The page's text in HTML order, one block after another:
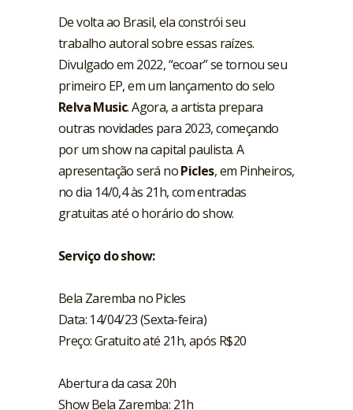
De volta ao Brasil, ela constrói seu
trabalho autoral sobre essas raízes.
Divulgado em 2022, “ecoar” se tornou seu
primeiro EP, em um lançamento do selo
Relva Music. Agora, a artista prepara
outras novidades para 2023, começando
por um show na capital paulista. A
apresentação será noPicles, em Pinheiros,
no dia 14/0,4 às 21h, com entradas
gratuitas até o horário do show.
Serviço do show:
Bela Zaremba no Picles
Data: 14/04/23 (Sexta-feira)
Preço: Gratuito até 21h, após R$20
Abertura da casa: 20h
Show Bela Zaremba: 21h